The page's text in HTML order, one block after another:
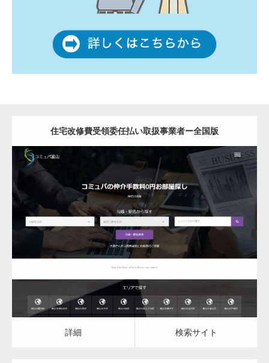
住宅改修費受領委任払い取扱事業者ー全国版
更新日： 2023.07.16
住宅改修費受領委任払い取扱事業者
詳細 検索サイト
詳細 検索サイト